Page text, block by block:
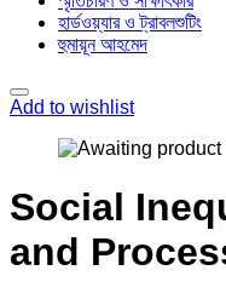
হার্ডওয়্যার ও ট্রাবলশুটিং
হুমায়ূন আহমেদ
Add to wishlist
Social
and